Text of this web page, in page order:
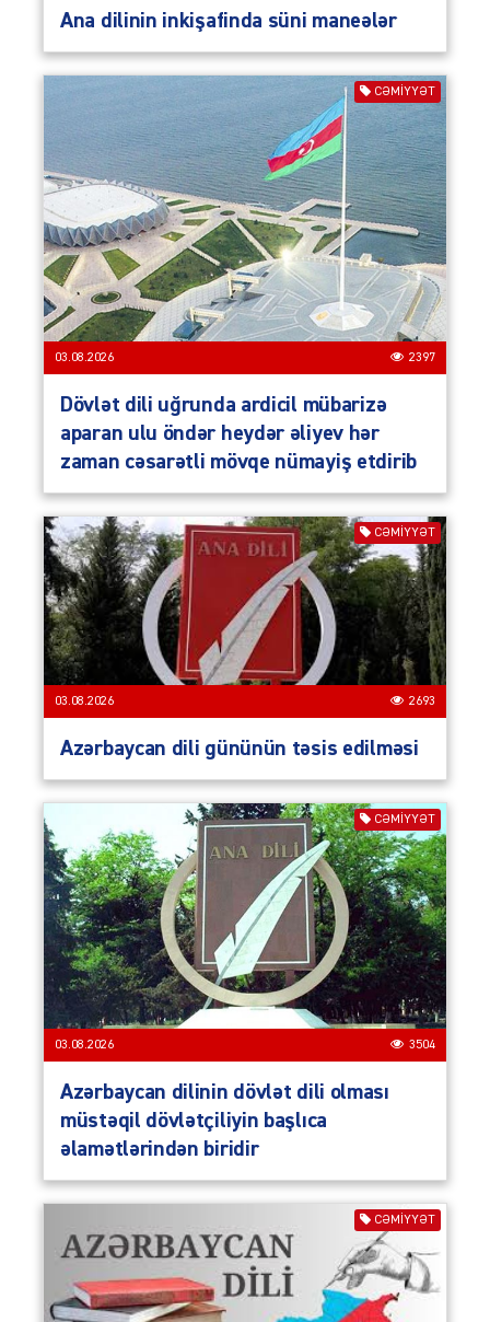
Ana dilinin inkişafinda süni maneələr
CƏMIYYƏT
03.08.2026 2397
Dövlət dili uğrunda ardicil mübarizə
aparan ulu öndər heydər əliyev hər
zaman cəsarətli mövqe nümayiş etdirib
CƏMIYYƏT
03.08.2026 2693
Azərbaycan dili gününün təsis edilməsi
CƏMIYYƏT
03.08.2026 3504
Azərbaycan dilinin dövlət dili olması
müstəqil dövlətçiliyin başlıca
əlamətlərindən biridir
CƏMIYYƏT